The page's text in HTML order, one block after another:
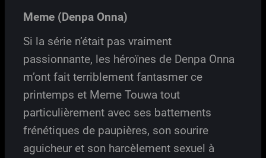
Meme (Denpa Onna)
Si la série n’était pas vraiment
passionnante, les héroïnes de Denpa Onna
m’ont fait terriblement fantasmer ce
printemps et Meme Touwa tout
particulièrement avec ses battements
frénétiques de paupières, son sourire
aguicheur et son harcèlement sexuel à